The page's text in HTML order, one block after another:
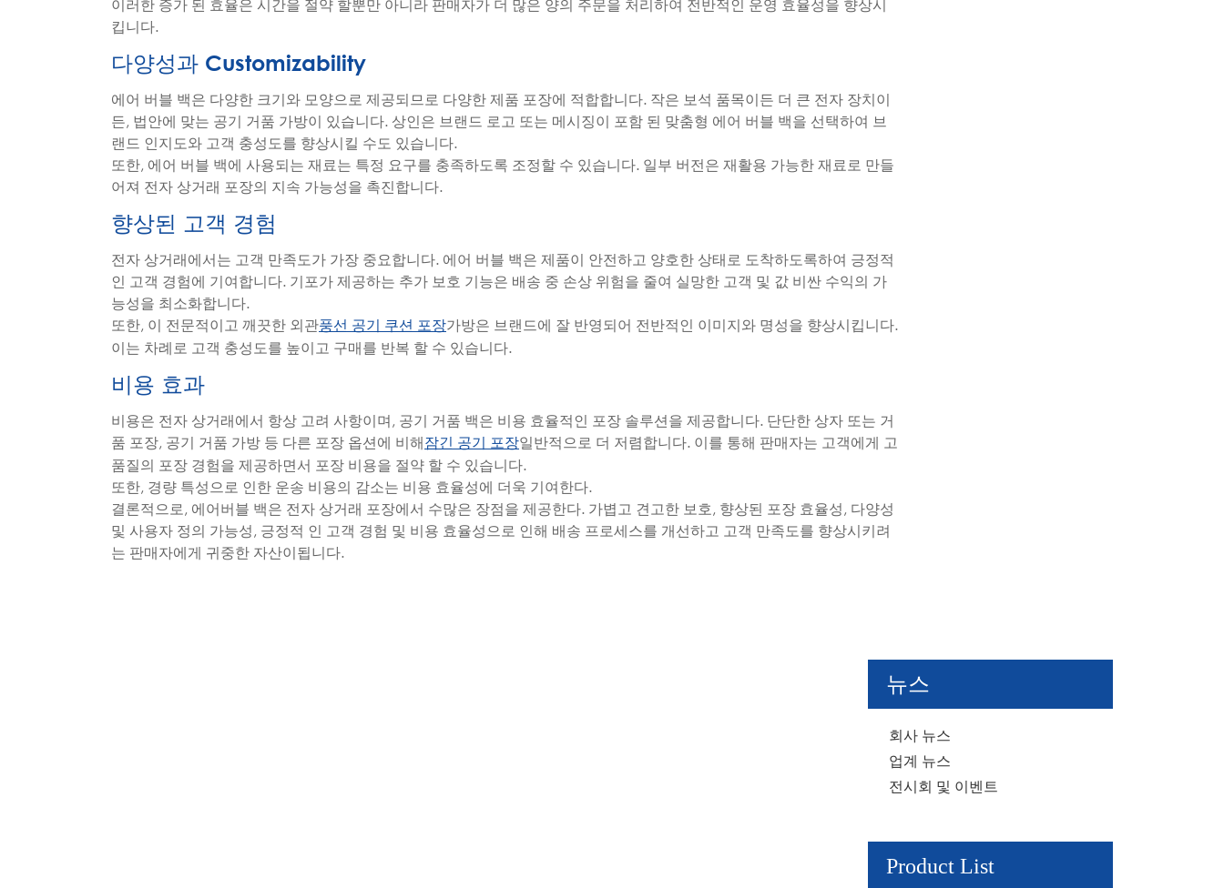
이러한 증가 된 효율은 시간을 절약 할뿐만 아니라 판매자가 더 많은 양의 주문을 처리하여 전반적인 운영 효율성을 향상시
킵니다.
다양성과 Customizability
에어 버블 백은 다양한 크기와 모양으로 제공되므로 다양한 제품 포장에 적합합니다. 작은 보석 품목이든 더 큰 전자 장치이
든, 법안에 맞는 공기 거품 가방이 있습니다. 상인은 브랜드 로고 또는 메시징이 포함 된 맞춤형 에어 버블 백을 선택하여 브
랜드 인지도와 고객 충성도를 향상시킬 수도 있습니다.
또한, 에어 버블 백에 사용되는 재료는 특정 요구를 충족하도록 조정할 수 있습니다. 일부 버전은 재활용 가능한 재료로 만들
어져 전자 상거래 포장의 지속 가능성을 촉진합니다.
향상된 고객 경험
전자 상거래에서는 고객 만족도가 가장 중요합니다. 에어 버블 백은 제품이 안전하고 양호한 상태로 도착하도록하여 긍정적
인 고객 경험에 기여합니다. 기포가 제공하는 추가 보호 기능은 배송 중 손상 위험을 줄여 실망한 고객 및 값 비싼 수익의 가
능성을 최소화합니다.
또한, 이 전문적이고 깨끗한 외관풍선 공기 쿠션 포장가방은 브랜드에 잘 반영되어 전반적인 이미지와 명성을 향상시킵니다.
이는 차례로 고객 충성도를 높이고 구매를 반복 할 수 있습니다.
비용 효과
비용은 전자 상거래에서 항상 고려 사항이며, 공기 거품 백은 비용 효율적인 포장 솔루션을 제공합니다. 단단한 상자 또는 거
품 포장, 공기 거품 가방 등 다른 포장 옵션에 비해잠긴 공기 포장일반적으로 더 저렴합니다. 이를 통해 판매자는 고객에게 고
품질의 포장 경험을 제공하면서 포장 비용을 절약 할 수 있습니다.
또한, 경량 특성으로 인한 운송 비용의 감소는 비용 효율성에 더욱 기여한다.
결론적으로, 에어버블 백은 전자 상거래 포장에서 수많은 장점을 제공한다. 가볍고 견고한 보호, 향상된 포장 효율성, 다양성
및 사용자 정의 가능성, 긍정적 인 고객 경험 및 비용 효율성으로 인해 배송 프로세스를 개선하고 고객 만족도를 향상시키려
는 판매자에게 귀중한 자산이됩니다.
뉴스
회사 뉴스
업계 뉴스
전시회 및 이벤트
Product List